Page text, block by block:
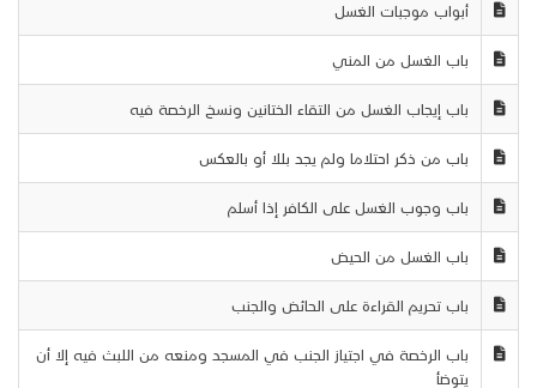
أبواب موجبات الغسل
باب الغسل من المني
باب إيجاب الغسل من التقاء الختانين ونسخ الرخصة فيه
باب من ذكر احتلاما ولم يجد بللا أو بالعكس
باب وجوب الغسل على الكافر إذا أسلم
باب الغسل من الحيض
باب تحريم القراءة على الحائض والجنب
باب الرخصة في اجتياز الجنب في المسجد ومنعه من اللبث فيه إلا أن
يتوضأ